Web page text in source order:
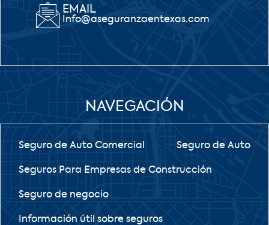
EMAIL
Info@aseguranzaentexas.com
NAVEGACIÓN
Seguro de Auto Comercial Seguro de Auto
Seguros Para Empresas de Construcción
Seguro de negocio
Información útil sobre seguros